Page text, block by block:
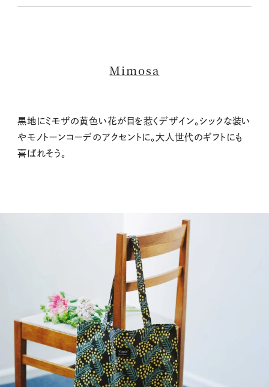
Mimosa
黒地にミモザの黄色い花が目を惹くデザイン。シックな装い
やモノトーンコーデのアクセントに。大人世代のギフトにも
喜ばれそう。